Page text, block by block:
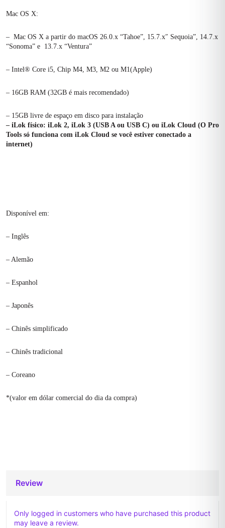
Mac OS X:
– Mac OS X a partir do macOS 26.0.x “Tahoe”, 15.7.x″ Sequoia”, 14.7.x
“Sonoma” e 13.7.x “Ventura”
– Intel® Core i5, Chip M4, M3, M2 ou M1(Apple)
– 16GB RAM (32GB é mais recomendado)
– 15GB livre de espaço em disco para instalação
– iLok físico: iLok 2, iLok 3 (USB A ou USB C) ou iLok Cloud (O Pro
Tools só funciona com iLok Cloud se você estiver conectado a
internet)
Disponível em:
– Inglês
– Alemão
– Espanhol
– Japonês
– Chinês simplificado
– Chinês tradicional
– Coreano
*(valor em dólar comercial do dia da compra)
Review
Only logged in customers who have purchased this product
may leave a review.